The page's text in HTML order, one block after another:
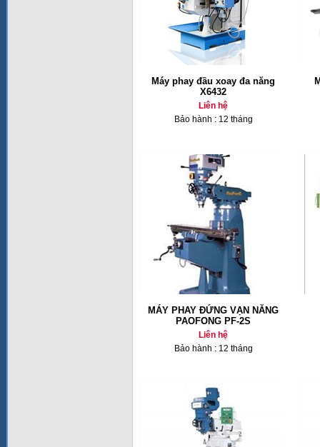
Máy phay đầu xoay đa năng
X6432
Liên hệ
Bảo hành : 12 tháng
MÁY PHAY ĐỨNG VẠN NĂNG
PAOFONG PF-2S
Liên hệ
Bảo hành : 12 tháng